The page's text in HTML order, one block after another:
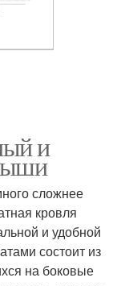
и
сложнее
кровля
и удобной
состоит из
на боковые